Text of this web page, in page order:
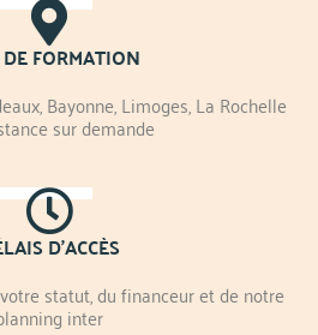
FORMATION
Bayonne, Limoges, La Rochelle
sur demande
D'ACCÈS
statut, du financeur et de notre
inter